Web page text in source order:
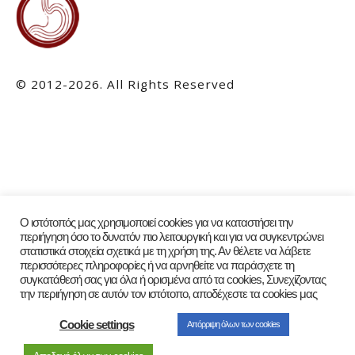
© 2012-2026. All Rights Reserved
Ο ιστότοπός μας χρησιμοποιεί cookies για να καταστήσει την
περιήγηση όσο το δυνατόν πιο λειτουργική και για να συγκεντρώνει
στατιστικά στοιχεία σχετικά με τη χρήση της. Αν θέλετε να λάβετε
περισσότερες πληροφορίες ή να αρνηθείτε να παράσχετε τη
συγκατάθεσή σας για όλα ή ορισμένα από τα cookies, Συνεχίζοντας
την περιήγηση σε αυτόν τον ιστότοπο, αποδέχεστε τα cookies μας
Cookie settings Απόρριψη όλων των cookies